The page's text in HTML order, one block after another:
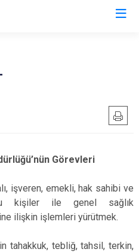
Görevleri
işveren, emekli, hak sahibi ve
kişiler ile genel sağlık
ilişkin işlemleri yürütmek.
tahakkuk, tebliğ, tahsil, terkin,